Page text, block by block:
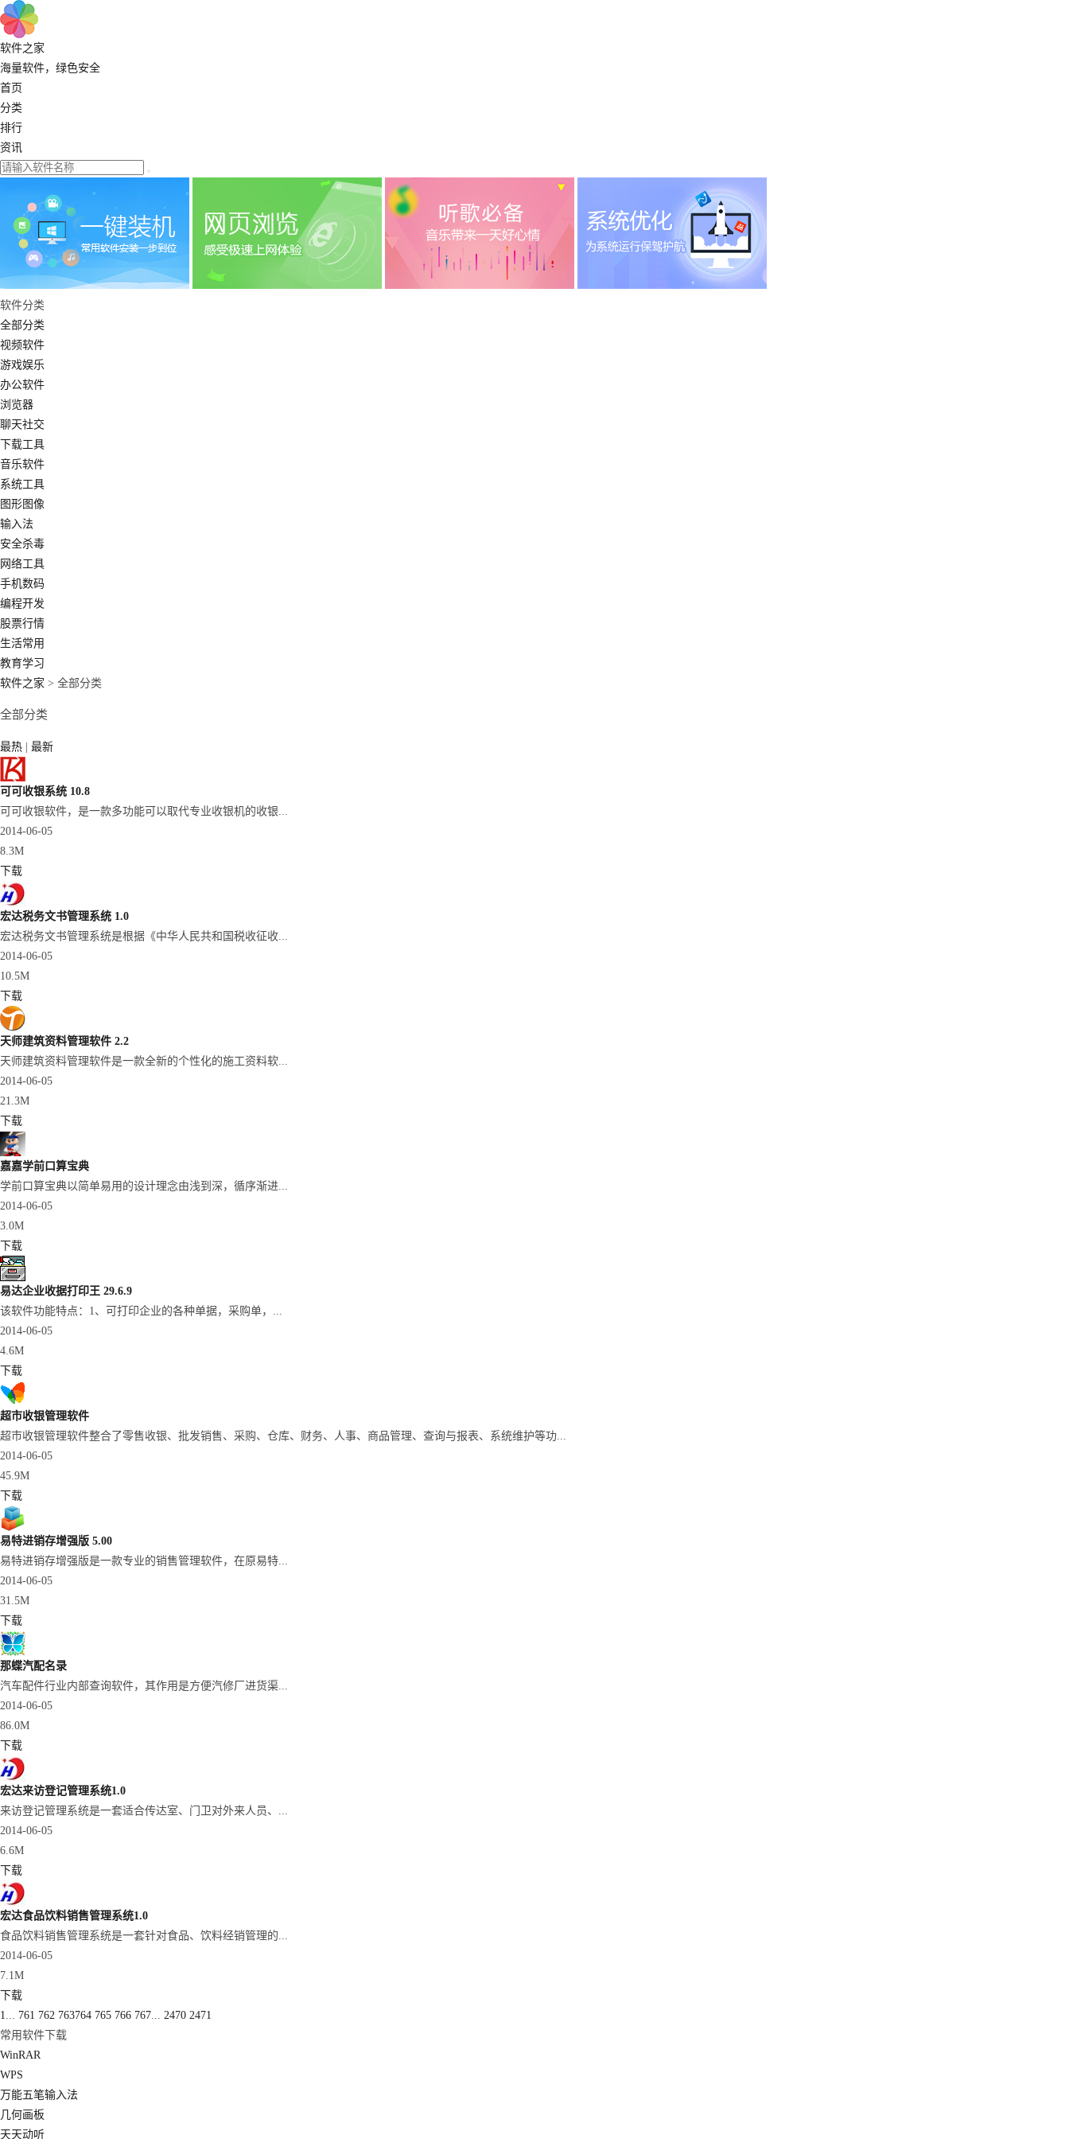
软件之家
海量软件，绿色安全
首页
分类
排行
资讯
软件分类
全部分类
视频软件
游戏娱乐
办公软件
浏览器
聊天社交
下载工具
音乐软件
系统工具
图形图像
输入法
安全杀毒
网络工具
手机数码
编程开发
股票行情
生活常用
教育学习
软件之家 > 全部分类
全部分类
最热 最新
可可收银系统 10.8
可可收银软件，是一款多功能可以取代专业收银机的收银...
2014-06-05
8.3M
下载
宏达税务文书管理系统 1.0
宏达税务文书管理系统是根据《中华人民共和国税收征收...
2014-06-05
10.5M
下载
天师建筑资料管理软件 2.2
天师建筑资料管理软件是一款全新的个性化的施工资料软...
2014-06-05
21.3M
下载
嘉嘉学前口算宝典
学前口算宝典以简单易用的设计理念由浅到深，循序渐进...
2014-06-05
3.0M
下载
易达企业收据打印王 29.6.9
该软件功能特点：1、可打印企业的各种单据，采购单，...
2014-06-05
4.6M
下载
超市收银管理软件
超市收银管理软件整合了零售收银、批发销售、采购、仓库、财务、人事、商品管理、查询与报表、系统维护等功...
2014-06-05
45.9M
下载
易特进销存增强版 5.00
易特进销存增强版是一款专业的销售管理软件，在原易特...
2014-06-05
31.5M
下载
那蝶汽配名录
汽车配件行业内部查询软件，其作用是方便汽修厂进货渠...
2014-06-05
86.0M
下载
宏达来访登记管理系统1.0
来访登记管理系统是一套适合传达室、门卫对外来人员、...
2014-06-05
6.6M
下载
宏达食品饮料销售管理系统1.0
食品饮料销售管理系统是一套针对食品、饮料经销管理的...
2014-06-05
7.1M
下载
1... 761 762 763764 765 766 767... 2470 2471
常用软件下载
WinRAR
WPS
万能五笔输入法
几何画板
天天动听